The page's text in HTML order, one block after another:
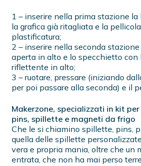
1 – inserire nella prima stazione
la grafica già ritagliata e la
plastificatura;
2 – inserire nella seconda
aperta in alto e lo specchietto con
riflettente in alto;
3 – ruotare, pressare (iniziando
per poi passare alla seconda) e il
Makerzone, specializzati in kit
pins, spillette e magneti da frigo
Che le si chiamino spillette, pins,
quella delle spillette
vera e propria mania, oltre che un
entrata, che non ha mai perso